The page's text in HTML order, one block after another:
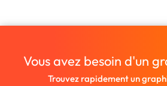
Vous avez besoin d'un
Trouvez rapidement un